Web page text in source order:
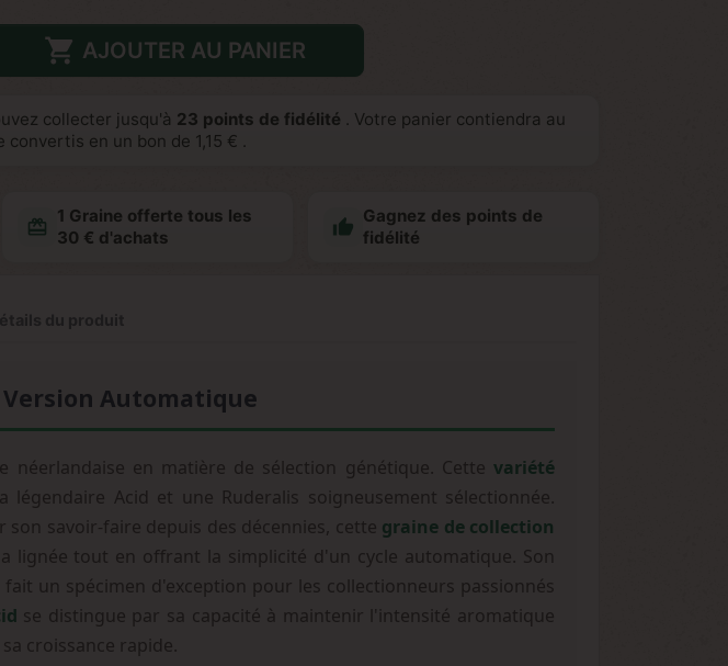
 AJOUTER AU PANIER
collecter jusqu'à 23 points de fidélité . Votre panier contiendra au
convertis en un bon de 1,15 € .
redeem
1 Graine offerte tous les
30 € d'achats

Gagnez des points de
fidélité
Version Automatique
néerlandaise en matière de sélection génétique. Cette variété
Acid et une Ruderalis soigneusement sélectionnée.
savoir-faire depuis des décennies, cette graine de collection
lignée tout en offrant la simplicité d'un cycle automatique. Son
un spécimen d'exception pour les collectionneurs passionnés
se distingue par sa capacité à maintenir l'intensité aromatique
croissance rapide.